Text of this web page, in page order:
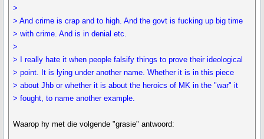
>
> And crime is crap and to high. And the govt is fucking up big time
> with crime. And is in denial etc.
>
> I really hate it when people falsify things to prove their ideological
> point. It is lying under another name. Whether it is in this piece
> about Jhb or whether it is about the heroics of MK in the "war" it
> fought, to name another example.
Waarop hy met die volgende "grasie" antwoord: